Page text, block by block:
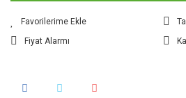
Fiyat Alarmı